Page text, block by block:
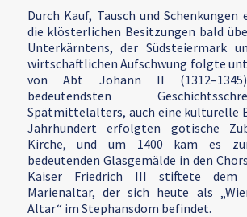
Durch Kauf, Tausch und
die klösterlichen Besitzungen bald
Unterkärntens, der Südsteiermark
wirtschaftlichen Aufschwung folgte
von Abt Johann II
bedeutendsten
Spätmittelalters, auch eine kulturelle
Jahrhundert erfolgten gotische
Kirche, und um 1400 kam es
bedeutenden Glasgemälde in den
Kaiser Friedrich III stiftete dem
Marienaltar, der sich heute als
Altar“ im Stephansdom befindet.